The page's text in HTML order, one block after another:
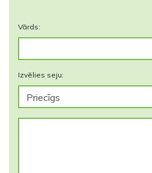
Vārds:
Izvēlies seju: